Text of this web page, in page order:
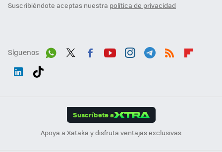
Suscribiéndote aceptas nuestra política de privacidad
Síguenos
Suscríbete a
Apoya a Xataka y disfruta ventajas exclusivas